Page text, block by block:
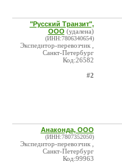
"Русский Транзит",
ООО (удалена)
(ИНН:7806340654)
Экспедитор-перевозчик ,
Санкт-Петербург
Код:26582
#2
Анаконда, ООО
(ИНН:7807352050)
Экспедитор-перевозчик ,
Санкт-Петербург
Код:99963